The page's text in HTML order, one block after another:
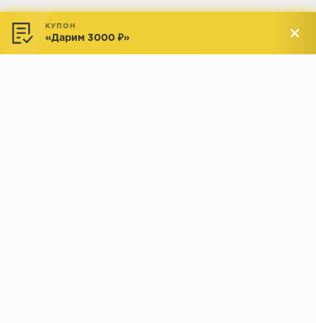
Доставка и оплата
Обмен и возврат
КУПОН
«Дарим 3000 ₽»